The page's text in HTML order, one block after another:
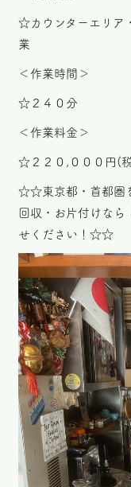
☆カウンターエリア
業
＜作業時間＞
☆２４０分
＜作業料金＞
☆２２０,０００円(税
☆☆東京都・首都圏
回収・お片付けなら
せください！☆☆